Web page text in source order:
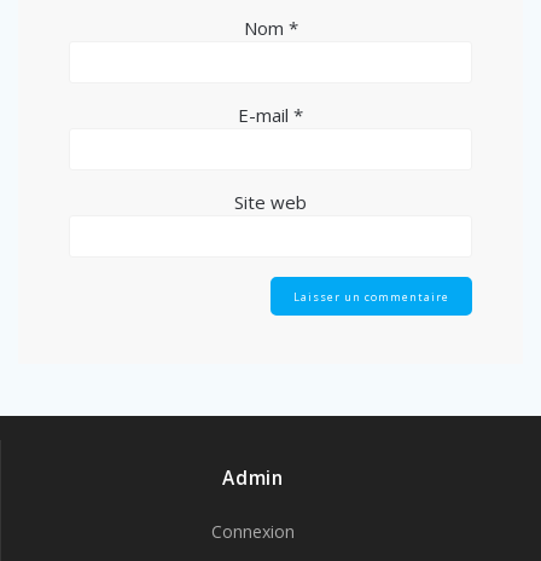
Nom *
E-mail *
Site web
Admin
Connexion